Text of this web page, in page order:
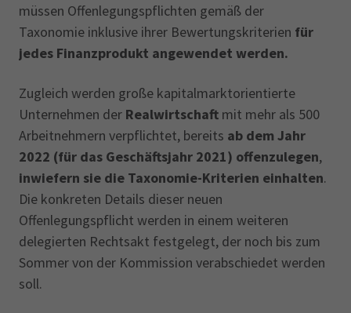
müssen Offenlegungspflichten gemäß der
Taxonomie inklusive ihrer Bewertungskriterien für
jedes Finanzprodukt angewendet werden.
Zugleich werden große kapitalmarktorientierte
Unternehmen der Realwirtschaft mit mehr als 500
Arbeitnehmern verpflichtet, bereits ab dem Jahr
2022 (für das Geschäftsjahr 2021) offenzulegen,
inwiefern sie die Taxonomie-Kriterien einhalten.
Die konkreten Details dieser neuen
Offenlegungspflicht werden in einem weiteren
delegierten Rechtsakt festgelegt, der noch bis zum
Sommer von der Kommission verabschiedet werden
soll.